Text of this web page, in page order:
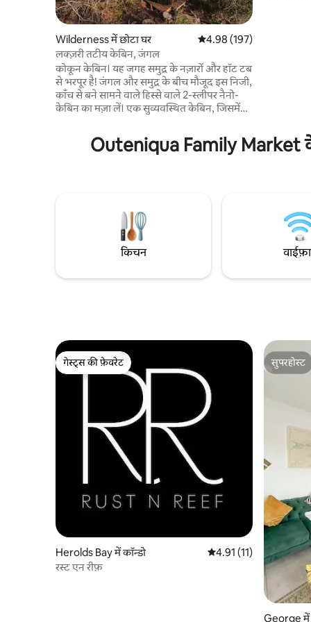
Wilderness में छोटा घर औसत रेटिंग 5 में से 4.98, 197
4.98 (197)
लक्ज़री तटीय केबिन, जंगल
कोकून केबिन। यह जगह समुद्र के नज़ारों और हॉट टब
से भरपूर है! जंगल और समुद्र के बीच मौजूद इस निजी,
काँच से बने सामने वाले हिस्से वाले 2-स्लीपर नैनो-
केबिन का मज़ा लें। एक सुव्यवस्थित केबिन, जिसमें
खुले प्लान वाला बाथरूम (दरवाज़े के बिना) है। पूरी
निजता में आराम करने के लिए कई बाहरी जगहें पाएँ।
में से 1। सिर्फ़ वयस्क, बच्चे नहीं
Outeniqua Family Market के
किचन
गेस्ट्स की फ़ेवरेट
गेस्ट्स की फ़ेवरेट
Herolds Bay में कॉन्डो औसत रेटिंग 5 में से 4.91,
4.91 (11)
रस्ट एन रीफ़
सुपरहोस्ट
सुपरहोस्ट
George में